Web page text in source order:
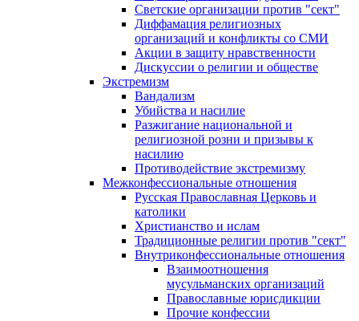
Светские организации против "сект"
Диффамация религиозных
организаций и конфликты со СМИ
Акции в защиту нравственности
Дискуссии о религии и обществе
Экстремизм
Вандализм
Убийства и насилие
Разжигание национальной и
религиозной розни и призывы к
насилию
Противодействие экстремизму
Межконфессиональные отношения
Русская Православная Церковь и
католики
Христианство и ислам
Традиционные религии против "сект"
Внутриконфессиональные отношения
Взаимоотношения
мусульманских организаций
Православные юрисдикции
Прочие конфессии